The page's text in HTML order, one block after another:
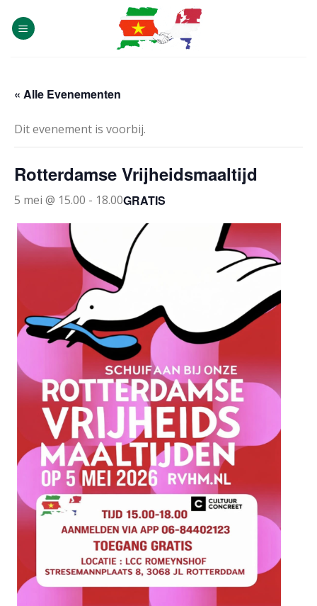
content
« Alle Evenementen
Dit evenement is voorbij.
Rotterdamse Vrijheidsmaaltijd
5 mei @ 15.00 - 18.00GRATIS